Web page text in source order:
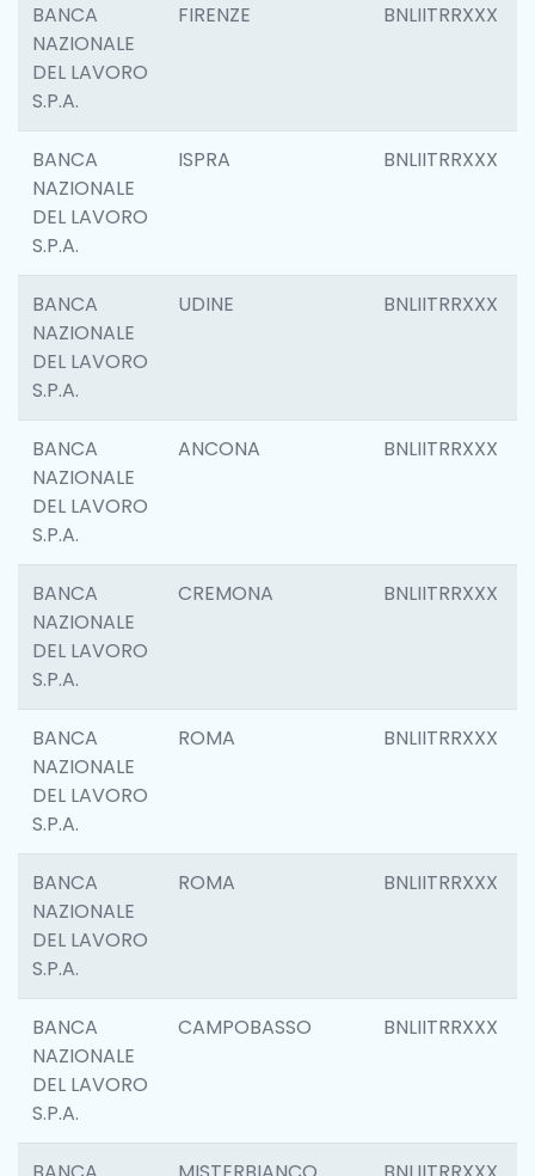
BANCA
NAZIONALE
DEL LAVORO
S.P.A.
FIRENZE BNLIITRRXXX
BANCA
NAZIONALE
DEL LAVORO
S.P.A.
ISPRA BNLIITRRXXX
BANCA
NAZIONALE
DEL LAVORO
S.P.A.
UDINE BNLIITRRXXX
BANCA
NAZIONALE
DEL LAVORO
S.P.A.
ANCONA BNLIITRRXXX
BANCA
NAZIONALE
DEL LAVORO
S.P.A.
CREMONA BNLIITRRXXX
BANCA
NAZIONALE
DEL LAVORO
S.P.A.
ROMA BNLIITRRXXX
BANCA
NAZIONALE
DEL LAVORO
S.P.A.
ROMA BNLIITRRXXX
BANCA
NAZIONALE
DEL LAVORO
S.P.A.
CAMPOBASSO BNLIITRRXXX